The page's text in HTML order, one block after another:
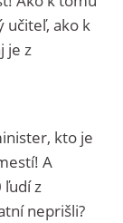
učiteľ, ako k
je z
kto je
A
ľudí z
neprišli?